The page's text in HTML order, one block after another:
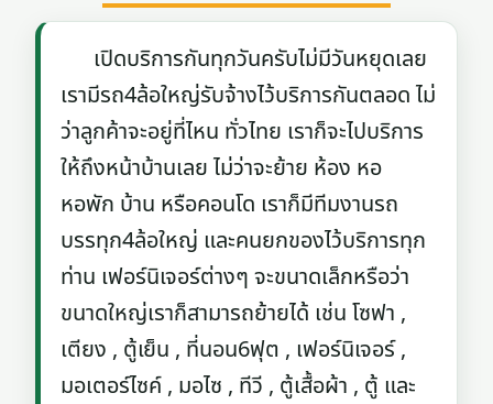
เปิดบริการกันทุกวันครับไม่มีวันหยุดเลย
เรามีรถ4ล้อใหญ่รับจ้างไว้บริการกันตลอด ไม่
ว่าลูกค้าจะอยู่ที่ไหน ทั่วไทย เราก็จะไปบริการ
ให้ถึงหน้าบ้านเลย ไม่ว่าจะย้าย ห้อง หอ
หอพัก บ้าน หรือคอนโด เราก็มีทีมงานรถ
บรรทุก4ล้อใหญ่ และคนยกของไว้บริการทุก
ท่าน เฟอร์นิเจอร์ต่างๆ จะขนาดเล็กหรือว่า
ขนาดใหญ่เราก็สามารถย้ายได้ เช่น โซฟา ,
เตียง , ตู้เย็น , ที่นอน6ฟุต , เฟอร์นิเจอร์ ,
มอเตอร์ไซค์ , มอไซ , ทีวี , ตู้เสื้อผ้า , ตู้ และ